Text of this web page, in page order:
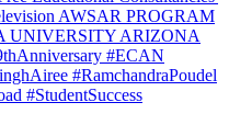
AWSAR PROGRAM
UNIVERSITY ARIZONA
#ECAN
#RamchandraPoudel
#StudentSuccess